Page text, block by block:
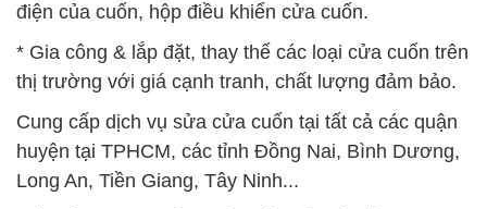
điện của cuốn, hộp điều khiển cửa cuốn.
* Gia công & lắp đặt, thay thế các loại cửa cuốn trên
thị trường với giá cạnh tranh, chất lượng đảm bảo.
Cung cấp dịch vụ sửa cửa cuốn tại tất cả các quận
huyện tại TPHCM, các tỉnh Đồng Nai, Bình Dương,
Long An, Tiền Giang, Tây Ninh...